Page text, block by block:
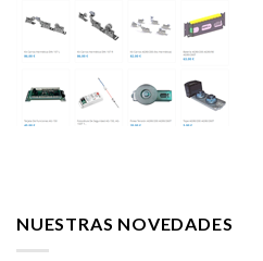
NUESTRAS NOVEDADES